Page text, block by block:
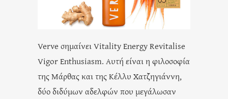
Verve σημαίνει Vitality Energy Revitalise
Vigor Enthusiasm. Αυτή είναι η φιλοσοφία
της Μάρθας και της Κέλλυ Χατζηγιάννη,
δύο διδύμων αδελφών που μεγάλωσαν